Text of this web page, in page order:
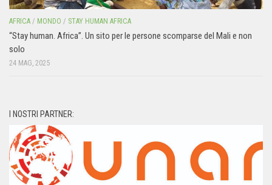
AFRICA / MONDO / STAY HUMAN AFRICA
“Stay human. Africa”. Un sito per le persone scomparse del Mali e non
solo
24 MAG, 2025
I NOSTRI PARTNER: